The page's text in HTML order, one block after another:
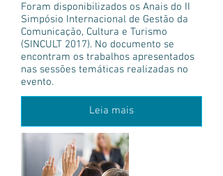
Foram disponibilizados os Anais do II
Simpósio Internacional de Gestão da
Comunicação, Cultura e Turismo
(SINCULT 2017). No documento se
encontram os trabalhos apresentados
nas sessões temáticas realizadas no
evento.
Leia mais